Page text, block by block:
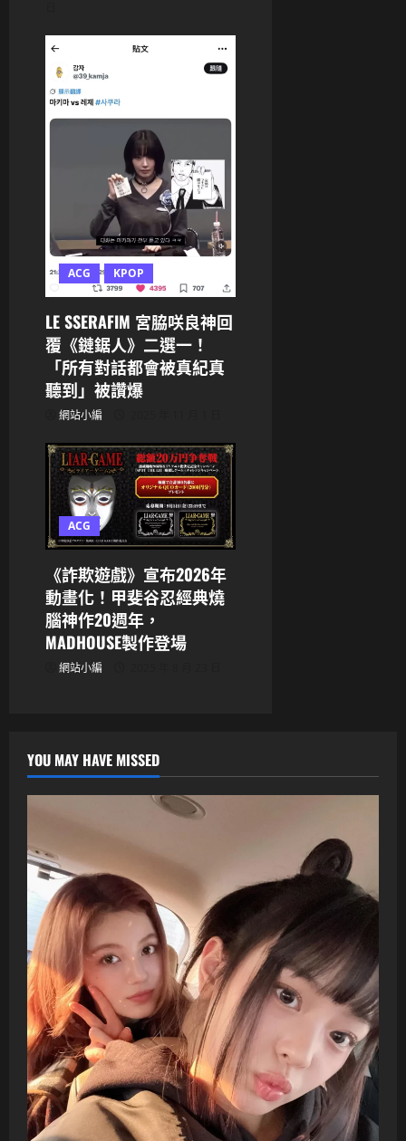
ACG KPOP
LE SSERAFIM 宮脇咲良神回
覆《鏈鋸人》二選一！
「所有對話都會被真紀真
聽到」被讚爆
網站小編
ACG
《詐欺遊戲》宣布2026年
動畫化！甲斐谷忍經典燒
腦神作20週年，
MADHOUSE製作登場
網站小編
YOU MAY HAVE MISSED